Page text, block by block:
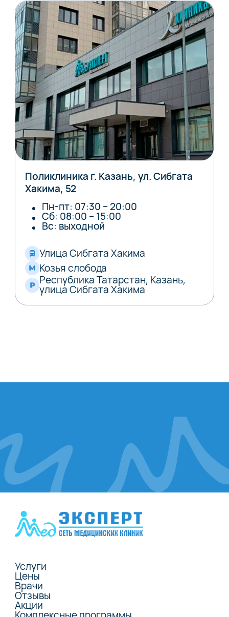
Поликлиника г. Казань, ул. Сибгата
Хакима, 52
Пн-пт: 07:30 – 20:00
Сб: 08:00 – 15:00
Вс: выходной
Улица Сибгата Хакима
Козья слобода
Республика Татарстан, Казань,
улица Сибгата Хакима
Услуги
Цены
Врачи
Отзывы
Акции